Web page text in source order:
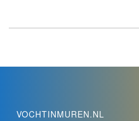
VOCHTINMUREN.NL